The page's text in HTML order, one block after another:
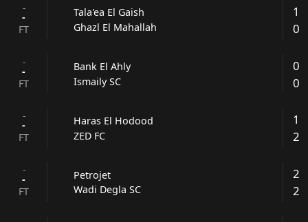
-
-
FT
Tala'ea El Gaish
Ghazl El Mahallah
1
0
-
-
FT
Bank El Ahly
Ismaily SC
0
0
-
-
FT
Haras El Hodood
ZED FC
1
2
-
-
FT
Petrojet
Wadi Degla SC
2
2